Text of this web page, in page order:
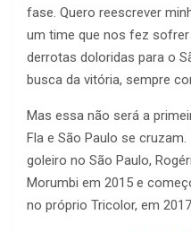
fase. Quero reescrever
um time que nos fez
derrotas doloridas para o
busca da vitória, sempre
Mas essa não será a
Fla e São Paulo se
goleiro no São Paulo,
Morumbi em 2015 e
no próprio Tricolor, em